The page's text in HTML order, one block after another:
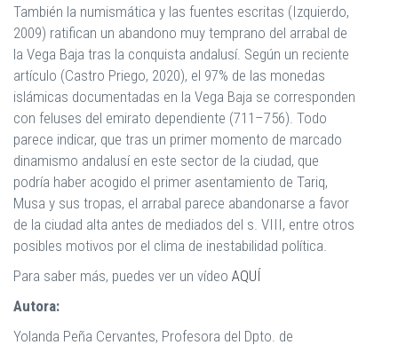
También la numismática y las fuentes escritas (Izquierdo,
2009) ratifican un abandono muy temprano del arrabal de
la Vega Baja tras la conquista andalusí. Según un reciente
artículo (Castro Priego, 2020), el 97% de las monedas
islámicas documentadas en la Vega Baja se corresponden
con feluses del emirato dependiente (711–756). Todo
parece indicar, que tras un primer momento de marcado
dinamismo andalusí en este sector de la ciudad, que
podría haber acogido el primer asentamiento de Tariq,
Musa y sus tropas, el arrabal parece abandonarse a favor
de la ciudad alta antes de mediados del s. VIII, entre otros
posibles motivos por el clima de inestabilidad política.
Para saber más, puedes ver un vídeo AQUÍ
Autora:
Yolanda Peña Cervantes, Profesora del Dpto. de